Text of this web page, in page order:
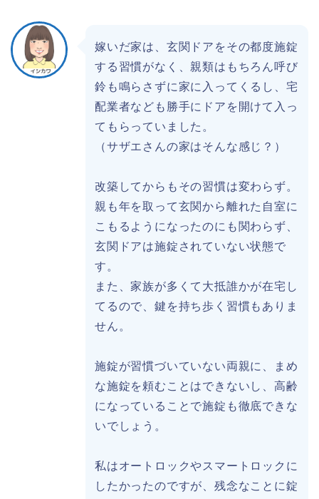
嫁いだ家は、玄関ドアをその都度施錠
する習慣がなく、親類はもちろん呼び
鈴も鳴らさずに家に入ってくるし、宅
配業者なども勝手にドアを開けて入っ
てもらっていました。
（サザエさんの家はそんな感じ？）
改築してからもその習慣は変わらず。
親も年を取って玄関から離れた自室に
こもるようになったのにも関わらず、
玄関ドアは施錠されていない状態で
す。
また、家族が多くて大抵誰かが在宅し
てるので、鍵を持ち歩く習慣もありま
せん。
施錠が習慣づいていない両親に、まめ
な施錠を頼むことはできないし、高齢
になっていることで施錠も徹底できな
いでしょう。
私はオートロックやスマートロックに
したかったのですが、残念なことに錠